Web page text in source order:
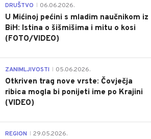
DRUŠTVO 06.06.2026.
U Mićinoj pećini s mladim naučnikom iz
BiH: Istina o šišmišima i mitu o kosi
(FOTO/VIDEO)
ZANIMLJIVOSTI 05.06.2026.
Otkriven trag nove vrste: Čovječja
ribica mogla bi ponijeti ime po Krajini
(VIDEO)
REGION 29.05.2026.